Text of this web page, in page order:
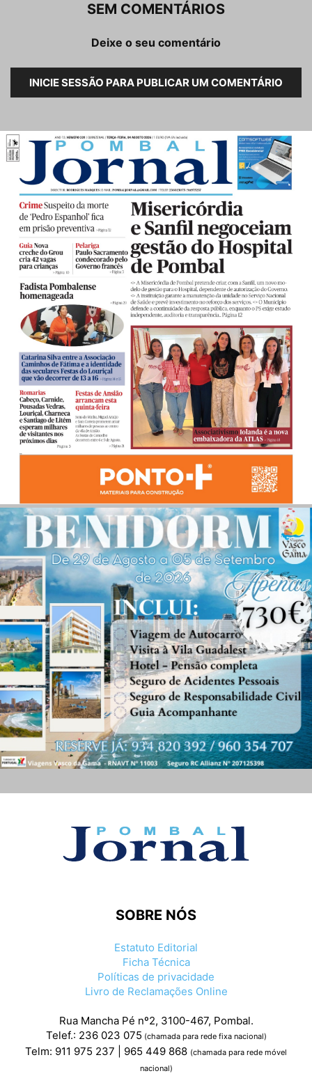
SEM COMENTÁRIOS
Deixe o seu comentário
INICIE SESSÃO PARA PUBLICAR UM COMENTÁRIO
SOBRE NÓS
Estatuto Editorial
Ficha Técnica
Políticas de privacidade
Livro de Reclamações Online
Rua Mancha Pé nº2, 3100-467, Pombal.
Telef.: 236 023 075 (chamada para rede fixa nacional)
Telm: 911 975 237 | 965 449 868 (chamada para rede móvel
nacional)